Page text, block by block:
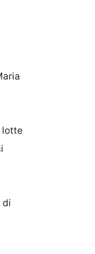
lotte
di